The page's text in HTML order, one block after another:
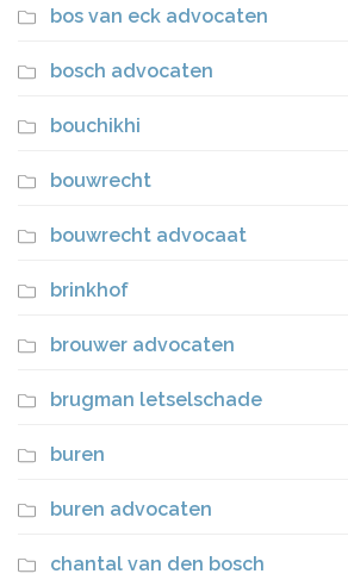
bos van eck advocaten
bosch advocaten
bouchikhi
bouwrecht
bouwrecht advocaat
brinkhof
brouwer advocaten
brugman letselschade
buren
buren advocaten
chantal van den bosch